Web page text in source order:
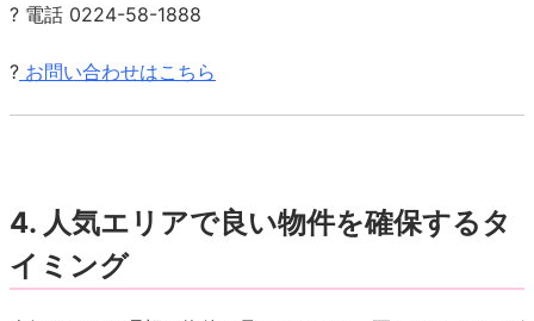
? 電話 0224-58-1888
? お問い合わせはこちら
4. 人気エリアで良い物件を確保するタ
イミング